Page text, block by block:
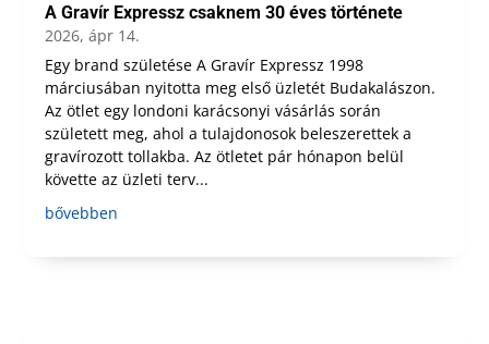
A Gravír Expressz csaknem 30 éves története
2026, ápr 14.
Egy brand születése A Gravír Expressz 1998
márciusában nyitotta meg első üzletét Budakalászon.
Az ötlet egy londoni karácsonyi vásárlás során
született meg, ahol a tulajdonosok beleszerettek a
gravírozott tollakba. Az ötletet pár hónapon belül
követte az üzleti terv...
bővebben